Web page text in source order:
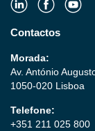
Contactos
Morada:
Av. António
1050-020 Lisboa
Telefone:
+351 211 025 800